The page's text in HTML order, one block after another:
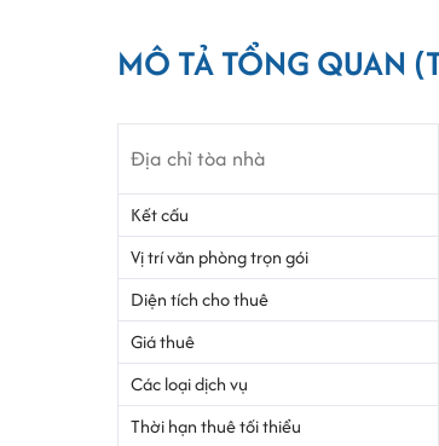
MÔ TẢ TỔNG QUAN
Địa chỉ tòa nhà
Kết cấu
Vị trí văn phòng trọn gói
Diện tích cho thuê
Giá thuê
Các loại dịch vụ
Thời hạn thuê tối thiểu